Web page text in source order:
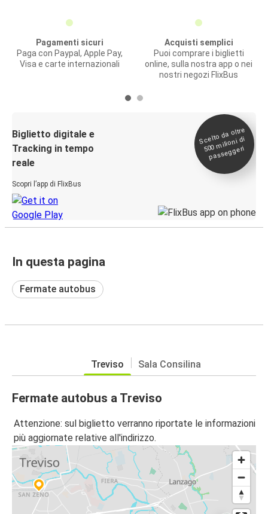
Pagamenti sicuri
Paga con Paypal, Apple Pay,
Visa e carte internazionali
Acquisti semplici
Puoi comprare i biglietti
online, sulla nostra app o nei
nostri negozi FlixBus
Biglietto digitale e
Tracking in tempo
reale
Scopri l’app di FlixBus
Scelto da oltre
500
milioni di
passeggeri
In questa pagina
Fermate autobus
Treviso Sala Consilina
Fermate autobus a Treviso
Attenzione: sul biglietto verranno riportate le informazioni
più aggiornate relative all'indirizzo.